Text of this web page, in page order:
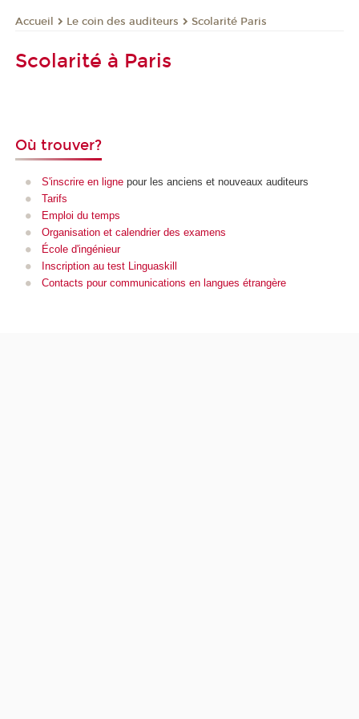
Accueil Le coin des auditeurs Scolarité Paris
Scolarité à Paris
Où trouver?
S'inscrire en lignepour les anciens et nouveaux auditeurs
Tarifs
Emploi du temps
Organisation et calendrier des examens
École d'ingénieur
Inscription au test Linguaskill
Contacts pour communications en langues étrangère